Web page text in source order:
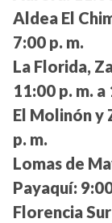
Aldea El
7:00 p. m.
La Florida,
11:00 p. m. a
El Molinón y
p. m.
Lomas de
Payaquí:
Florencia